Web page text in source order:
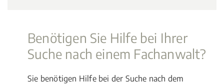
Benötigen Sie Hilfe bei Ihrer
Suche nach einem Fachanwalt?
Sie benötigen Hilfe bei der Suche nach dem